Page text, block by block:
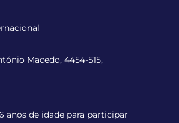
Macedo, 4454-515,
anos de idade para participar